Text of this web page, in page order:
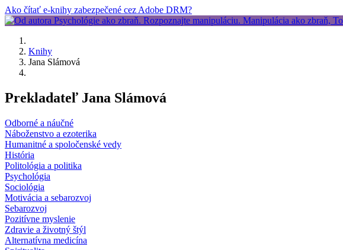
Ako čítať e-knihy zabezpečené cez Adobe DRM?
Knihy
Jana Slámová
Prekladateľ Jana Slámová
Odborné a náučné
Náboženstvo a ezoterika
Humanitné a spoločenské vedy
História
Politológia a politika
Psychológia
Sociológia
Motivácia a sebarozvoj
Sebarozvoj
Pozitívne myslenie
Zdravie a životný štýl
Alternatívna medicína